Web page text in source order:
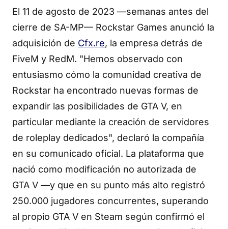
El 11 de agosto de 2023 —semanas antes del
cierre de SA-MP— Rockstar Games anunció la
adquisición de Cfx.re, la empresa detrás de
FiveM y RedM. "Hemos observado con
entusiasmo cómo la comunidad creativa de
Rockstar ha encontrado nuevas formas de
expandir las posibilidades de GTA V, en
particular mediante la creación de servidores
de roleplay dedicados", declaró la compañía
en su comunicado oficial. La plataforma que
nació como modificación no autorizada de
GTA V —y que en su punto más alto registró
250.000 jugadores concurrentes, superando
al propio GTA V en Steam según confirmó el